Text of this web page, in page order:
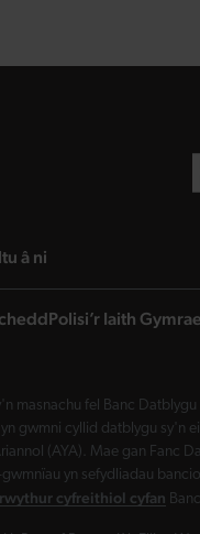
page
â nilanding page
Polisi’r Iaith
fel Banc
gwmni cyllid datblygu
(AYA). Mae gan Fanc
yn sefydliadau
cyfreithiol cyfan